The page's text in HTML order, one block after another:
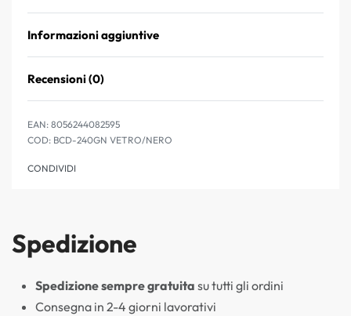
Informazioni aggiuntive
Recensioni (0)
EAN: 8056244082595
BCD-240GN VETRO/NERO
CONDIVIDI
Spedizione
Spedizione sempre gratuita su tutti gli ordini
Consegna in 2-4 giorni lavorativi